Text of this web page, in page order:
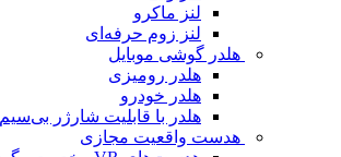
لنز ماکرو
لنز زوم حرفه‌ای
هلدر گوشی موبایل
هلدر رومیزی
هلدر خودرو
هلدر با قابلیت شارژر بی‌سیم
هدست واقعیت مجازی